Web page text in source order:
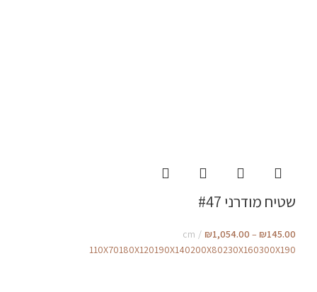
שטיח מודרני #47
₪145.00
–
₪1,054.00
cm
110X70180X120190X140200X80230X160300X190